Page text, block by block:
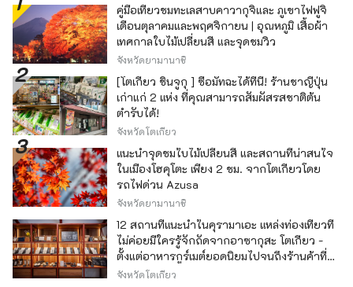
คู่มือเที่ยวชมทะเลสาบคาวากุจิและ ภูเขาไฟฟูจิ
เดือนตุลาคมและพฤศจิกายน | อุณหภูมิ เสื้อผ้า
เทศกาลใบไม้เปลี่ยนสี และจุดชมวิว
จังหวัดยามานาชิ
[โตเกียว ชินจูกุ ] ซื้อมัทฉะได้ที่นี่! ร้านชาญี่ปุ่น
เก่าแก่ 2 แห่ง ที่คุณสามารถสัมผัสรสชาติต้น
ตำรับได้!
จังหวัดโตเกียว
แนะนำจุดชมใบไม้เปลี่ยนสี และสถานที่น่าสนใจ
ในเมืองโฮคุโตะ เพียง 2 ชม. จากโตเกียวโดย
รถไฟด่วน Azusa
จังหวัดยามานาชิ
12 สถานที่แนะนำในคุรามาเอะ แหล่งท่องเที่ยวที่
ไม่ค่อยมีใครรู้จักถัดจากอาซากุสะ โตเกียว -
ตั้งแต่อาหารกูร์เมต์ยอดนิยมไปจนถึงร้านค้าที่มี
เอกลักษณ์ -
จังหวัดโตเกียว